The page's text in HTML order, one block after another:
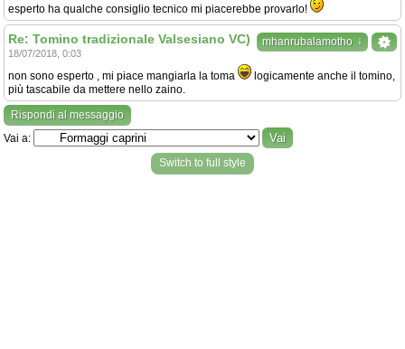
esperto ha qualche consiglio tecnico mi piacerebbe provarlo!
mhanrubalamotho ↓
Re: Tomino tradizionale Valsesiano VC)
18/07/2018, 0:03
non sono esperto , mi piace mangiarla la toma
logicamente anche il tomino,
più tascabile da mettere nello zaino.
Rispondi al messaggio
Vai a:
Switch to full style